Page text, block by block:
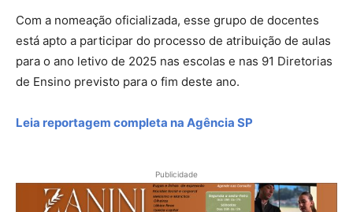
Com a nomeação oficializada, esse grupo de docentes
está apto a participar do processo de atribuição de aulas
para o ano letivo de 2025 nas escolas e nas 91 Diretorias
de Ensino previsto para o fim deste ano.
Leia reportagem completa na Agência SP
Publicidade